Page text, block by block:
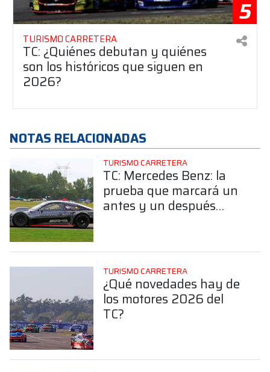
5
TURISMO CARRETERA
TC: ¿Quiénes debutan y quiénes
son los históricos que siguen en
2026?
NOTAS RELACIONADAS
TURISMO CARRETERA
TC: Mercedes Benz: la
prueba que marcará un
antes y un después
TURISMO CARRETERA
¿Qué novedades hay de
los motores 2026 del
TC?